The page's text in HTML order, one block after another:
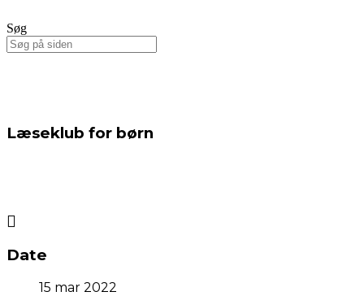
Søg
Læseklub for børn
Date
15 mar 2022